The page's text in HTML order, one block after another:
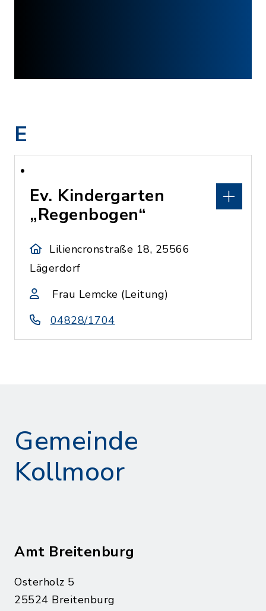
E
Ev. Kindergarten
„Regenbogen“
Liliencronstraße 18, 25566
Lägerdorf
Frau Lemcke (Leitung)
04828/1704
Gemeinde
Kollmoor
Amt Breitenburg
Osterholz 5
25524 Breitenburg